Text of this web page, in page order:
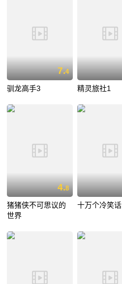
7.4
驯龙高手3 精灵旅社1
4.8
猪猪侠不可思议的
世界
十万个冷笑话